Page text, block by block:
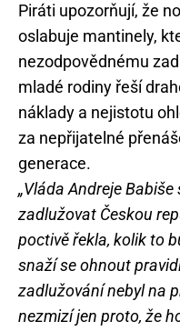
Piráti upozorňují, že
oslabuje mantinely,
nezodpovědnému
mladé rodiny řeší
náklady a nejistotu
za nepřijatelné
generace.
„Vláda Andreje
zadlužovat Českou
poctivě řekla, kolik to
snaží se ohnout
zadlužování nebyl na
nezmizí jen proto, že